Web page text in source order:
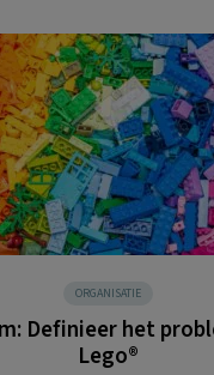
ORGANISATIE
Definieer het
Lego®